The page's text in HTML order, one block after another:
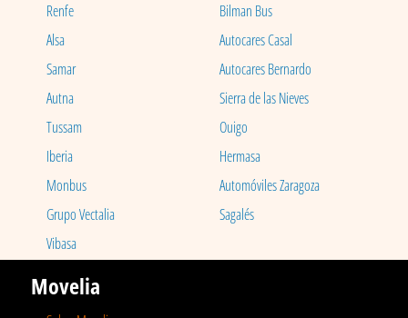
Renfe
Bilman Bus
Alsa
Autocares Casal
Samar
Autocares Bernardo
Autna
Sierra de las Nieves
Tussam
Ouigo
Iberia
Hermasa
Monbus
Automóviles Zaragoza
Grupo Vectalia
Sagalés
Vibasa
Movelia